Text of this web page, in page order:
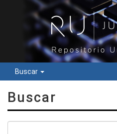
Buscar
Buscar